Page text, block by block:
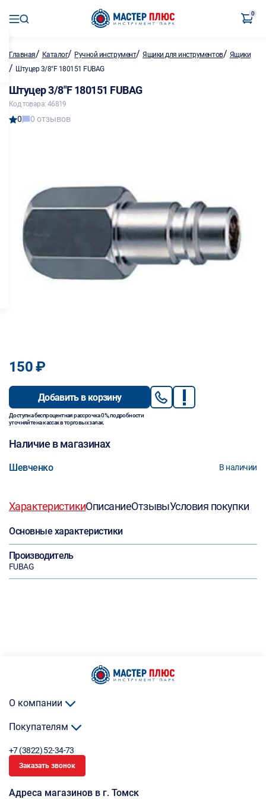
0
Главная/ Каталог/ Ручной инструмент/Ящики для инструментов/ Ящики
/ Штуцер 3/8"F 180151 FUBAG
Штуцер 3/8"F 180151 FUBAG
Код товара: 46819
0 0 отзывов
150 ₽
Добавить в корзину
Доступна беспроцентная рассрочка 0%, подробности
уточняйте на кассах в торговых залах.
Наличие в магазинах
Шевченко В наличии
ХарактеристикиОписаниеОтзывыУсловия покупки
Основные характеристики
Производитель
FUBAG
О компании
Покупателям
+7 (3822) 52-34-73
Заказать звонок
Адреса магазинов в г. Томск